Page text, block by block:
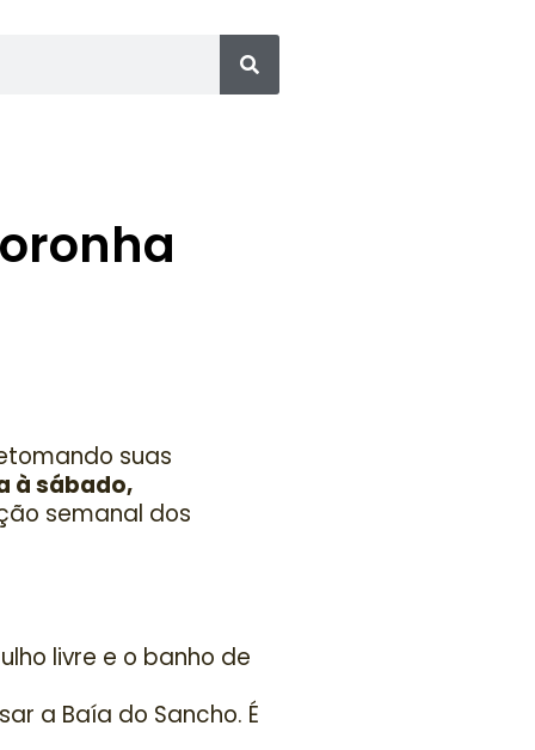
suas
à sábado,
semanal dos
livre e o banho de
a Baía do Sancho. É